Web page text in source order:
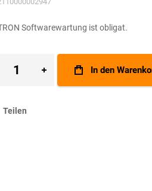
Softwarewartung ist obligat.
In den
Teilen